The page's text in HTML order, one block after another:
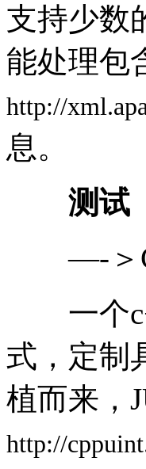
支持少数
能处理包
http://
息。
测试
—-＞
一个
式，定制
植而来，
http://